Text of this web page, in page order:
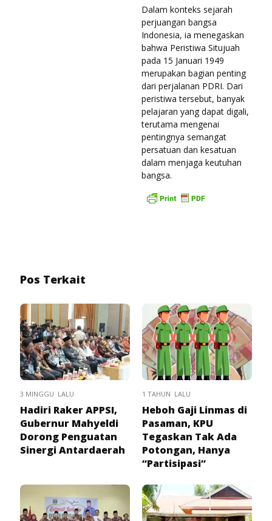
Dalam konteks sejarah
perjuangan bangsa
Indonesia, ia menegaskan
bahwa Peristiwa Situjuah
pada 15 Januari 1949
merupakan bagian penting
dari perjalanan PDRI. Dari
peristiwa tersebut, banyak
pelajaran yang dapat digali,
terutama mengenai
pentingnya semangat
persatuan dan kesatuan
dalam menjaga keutuhan
bangsa.
Pos Terkait
3 MINGGU LALU
Hadiri Raker APPSI,
Gubernur Mahyeldi
Dorong Penguatan
Sinergi Antardaerah
1 TAHUN LALU
Heboh Gaji Linmas di
Pasaman, KPU
Tegaskan Tak Ada
Potongan, Hanya
“Partisipasi”